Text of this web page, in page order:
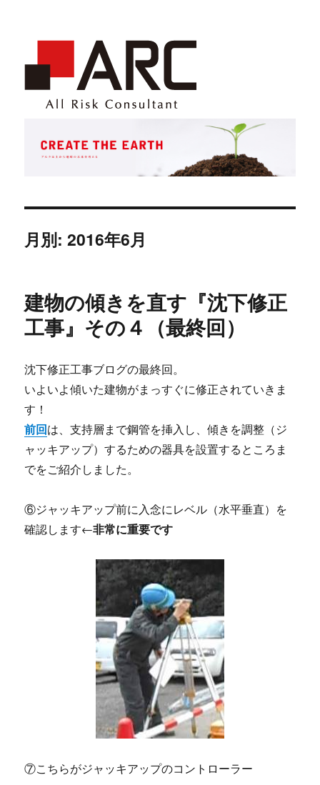
月別: 2016年6月
建物の傾きを直す『沈下修正
工事』その４（最終回）
沈下修正工事ブログの最終回。
いよいよ傾いた建物がまっすぐに修正されていきま
す！
前回 は、支持層まで鋼管を挿入し、傾きを調整（ジ
ャッキアップ）するための器具を設置するところま
でをご紹介しました。
⑥ジャッキアップ前に入念にレベル（水平垂直）を
確認します←非常に重要です
⑦こちらがジャッキアップのコントローラー